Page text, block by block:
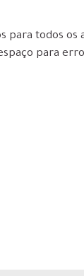
para todos
para